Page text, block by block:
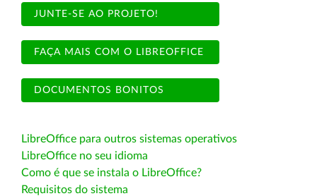
JUNTE-SE AO PROJETO!
FAÇA MAIS COM O LIBREOFFICE
DOCUMENTOS BONITOS
LibreOffice para outros sistemas operativos
LibreOffice no seu idioma
Como é que se instala o LibreOffice?
Requisitos do sistema